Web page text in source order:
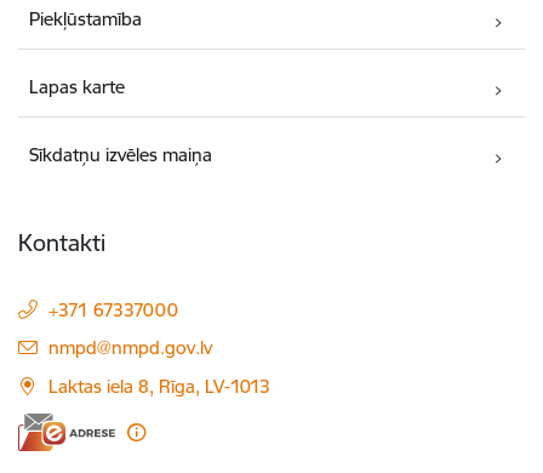
Piekļūstamība
Lapas karte
Sīkdatņu izvēles maiņa
Kontakti
+371 67337000
E-pasts:
nmpd@nmpd.gov.lv
Laktas iela 8, Rīga, LV-1013